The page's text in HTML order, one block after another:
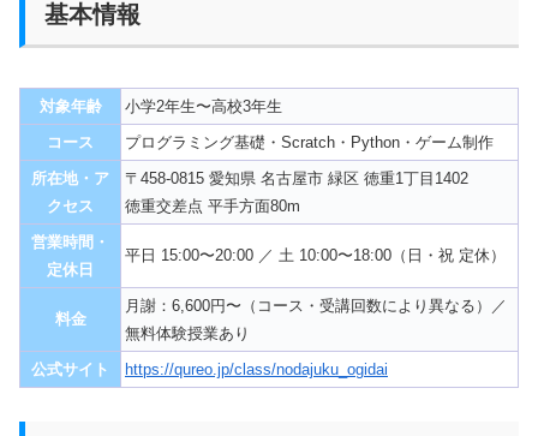
基本情報
対象年齢
小学2年生〜高校3年生
コース
プログラミング基礎・Scratch・Python・ゲーム制作
所在地・ア
クセス
〒458-0815 愛知県 名古屋市 緑区 徳重1丁目1402
徳重交差点 平手方面80m
営業時間・
定休日
平日 15:00〜20:00 ／ 土 10:00〜18:00（日・祝 定休）
料金
月謝：6,600円〜（コース・受講回数により異なる）／
無料体験授業あり
公式サイト
https://qureo.jp/class/nodajuku_ogidai